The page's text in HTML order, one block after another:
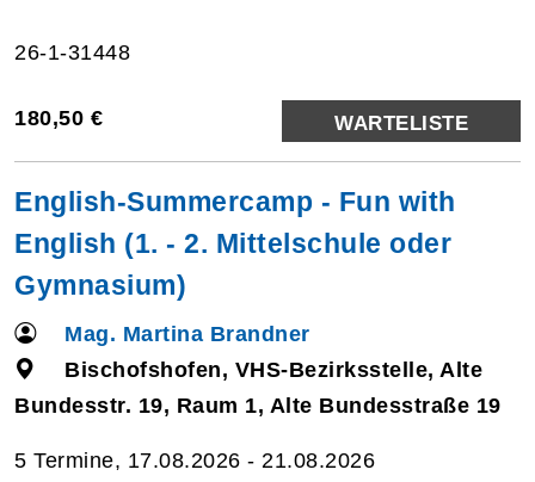
26-1-31448
180,50 € WARTELISTE
English-Summercamp - Fun with
English (1. - 2. Mittelschule oder
Gymnasium)
Mag. Martina Brandner
Bischofshofen, VHS-Bezirksstelle, Alte
Bundesstr. 19, Raum 1, Alte Bundesstraße 19
5 Termine, 17.08.2026 - 21.08.2026